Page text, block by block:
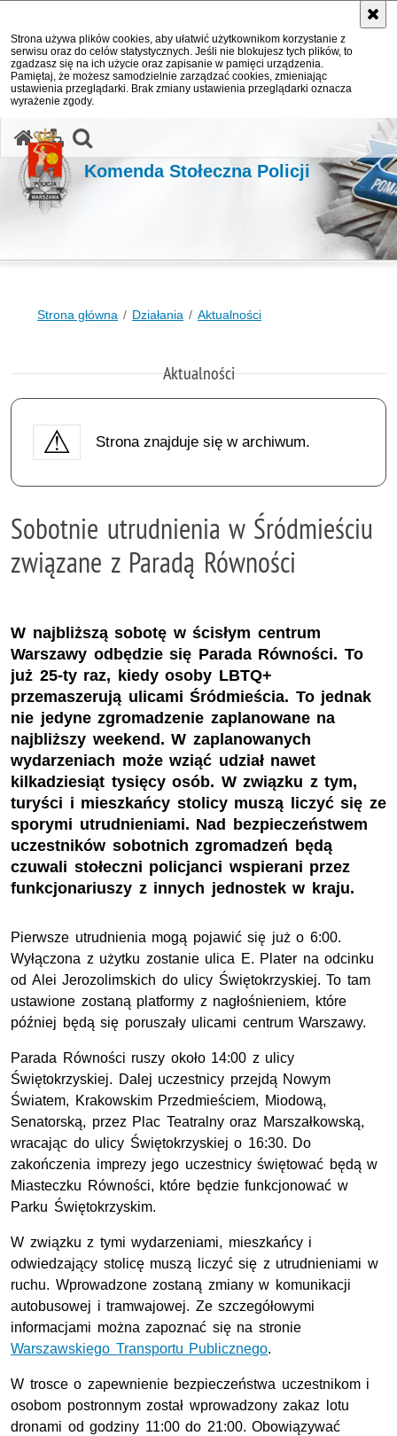
Strona używa plików cookies, aby ułatwić użytkownikom korzystanie z
serwisu oraz do celów statystycznych. Jeśli nie blokujesz tych plików, to
zgadzasz się na ich użycie oraz zapisanie w pamięci urządzenia.
Pamiętaj, że możesz samodzielnie zarządzać cookies, zmieniając
ustawienia przeglądarki. Brak zmiany ustawienia przeglądarki oznacza
wyrażenie zgody.
Komenda Stołeczna Policji
Strona główna Działania Aktualności
Aktualności
Strona znajduje się w archiwum.
Sobotnie utrudnienia w Śródmieściu
związane z Paradą Równości
W najbliższą sobotę w ścisłym centrum
Warszawy odbędzie się Parada Równości. To
już 25-ty raz, kiedy osoby LBTQ+
przemaszerują ulicami Śródmieścia. To jednak
nie jedyne zgromadzenie zaplanowane na
najbliższy weekend. W zaplanowanych
wydarzeniach może wziąć udział nawet
kilkadziesiąt tysięcy osób. W związku z tym,
turyści i mieszkańcy stolicy muszą liczyć się ze
sporymi utrudnieniami. Nad bezpieczeństwem
uczestników sobotnich zgromadzeń będą
czuwali stołeczni policjanci wspierani przez
funkcjonariuszy z innych jednostek w kraju.
Pierwsze utrudnienia mogą pojawić się już o 6:00.
Wyłączona z użytku zostanie ulica E. Plater na odcinku
od Alei Jerozolimskich do ulicy Świętokrzyskiej. To tam
ustawione zostaną platformy z nagłośnieniem, które
później będą się poruszały ulicami centrum Warszawy.
Parada Równości ruszy około 14:00 z ulicy
Świętokrzyskiej. Dalej uczestnicy przejdą Nowym
Światem, Krakowskim Przedmieściem, Miodową,
Senatorską, przez Plac Teatralny oraz Marszałkowską,
wracając do ulicy Świętokrzyskiej o 16:30. Do
zakończenia imprezy jego uczestnicy świętować będą w
Miasteczku Równości, które będzie funkcjonować w
Parku Świętokrzyskim.
W związku z tymi wydarzeniami, mieszkańcy i
odwiedzający stolicę muszą liczyć się z utrudnieniami w
ruchu. Wprowadzone zostaną zmiany w komunikacji
autobusowej i tramwajowej. Ze szczegółowymi
informacjami można zapoznać się na stronie
Warszawskiego Transportu Publicznego.
W trosce o zapewnienie bezpieczeństwa uczestnikom i
osobom postronnym został wprowadzony zakaz lotu
dronami od godziny 11:00 do 21:00. Obowiązywać